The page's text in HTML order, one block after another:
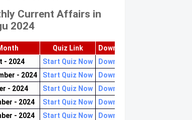
Current Affairs in
2024
Quiz Link
Download PDF
- 2024
Start Quiz Now
Download now
- 2024
Start Quiz Now
Download now
- 2024
Start Quiz Now
Download now
- 2024
Start Quiz Now
Download now
- 2024
Start Quiz Now Download now